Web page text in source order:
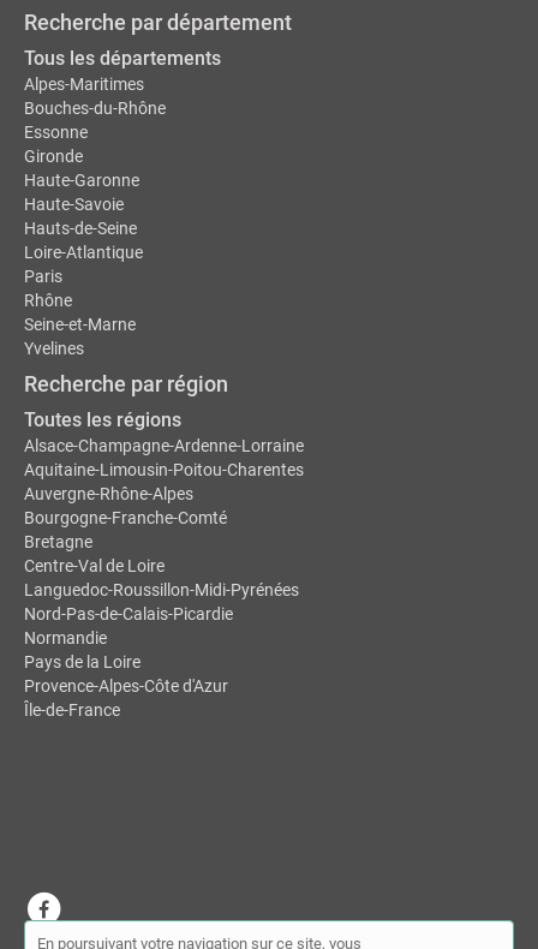
Recherche par département
Tous les départements
Alpes-Maritimes
Bouches-du-Rhône
Essonne
Gironde
Haute-Garonne
Haute-Savoie
Hauts-de-Seine
Loire-Atlantique
Paris
Rhône
Seine-et-Marne
Yvelines
Recherche par région
Toutes les régions
Alsace-Champagne-Ardenne-Lorraine
Aquitaine-Limousin-Poitou-Charentes
Auvergne-Rhône-Alpes
Bourgogne-Franche-Comté
Bretagne
Centre-Val de Loire
Languedoc-Roussillon-Midi-Pyrénées
Nord-Pas-de-Calais-Picardie
Normandie
Pays de la Loire
Provence-Alpes-Côte d'Azur
Île-de-France
En poursuivant votre navigation sur ce site, vous